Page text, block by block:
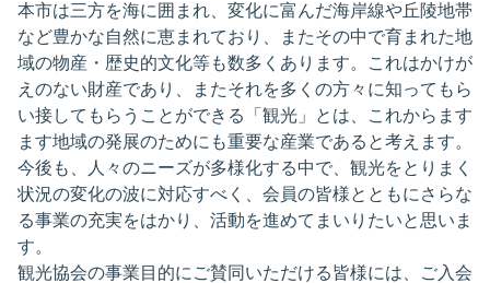
本市は三方を海に囲まれ、変化に富んだ海岸線や丘陵地帯
など豊かな自然に恵まれており、またその中で育まれた地
域の物産・歴史的文化等も数多くあります。これはかけが
えのない財産であり、またそれを多くの方々に知ってもら
い接してもらうことができる「観光」とは、これからます
ます地域の発展のためにも重要な産業であると考えます。
今後も、人々のニーズが多様化する中で、観光をとりまく
状況の変化の波に対応すべく、会員の皆様とともにさらな
る事業の充実をはかり、活動を進めてまいりたいと思いま
す。
観光協会の事業目的にご賛同いただける皆様には、ご入会